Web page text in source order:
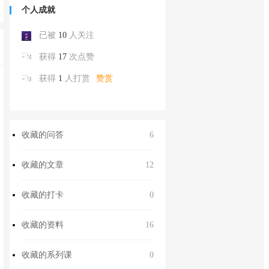
个人成就
已被 10 人关注
获得 17 次点赞
获得 1 人打赏 赞赏
收藏的问答 6
收藏的文章 12
收藏的打卡 0
收藏的资料 16
收藏的系列课 0